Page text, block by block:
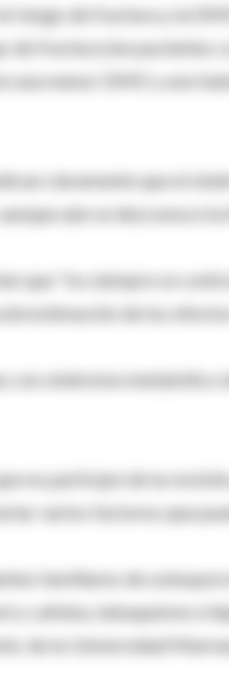
riesgo de fractura y la
de fractura (en pacientes
una menor DMO y uno
claramente que el
aún se desconoce
que "no siempre se
de los
con síndrome
no participó de la
varios factores que
familiares de
y cafeína, tabaquismo e
de la Universidad